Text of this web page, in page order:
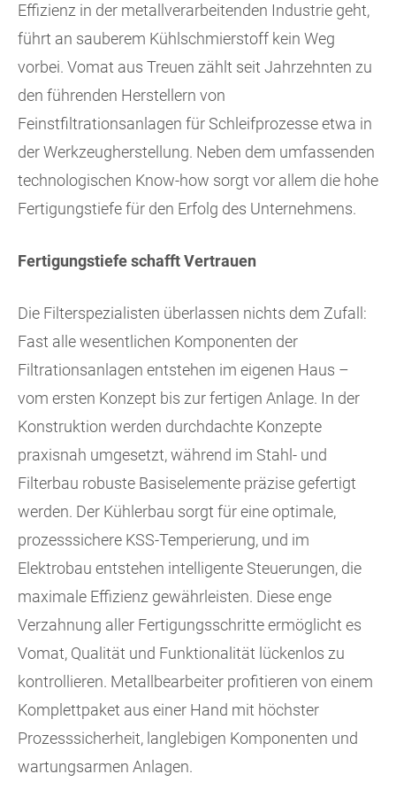
Effizienz in der metallverarbeitenden Industrie geht,
führt an sauberem Kühlschmierstoff kein Weg
vorbei. Vomat aus Treuen zählt seit Jahrzehnten zu
den führenden Herstellern von
Feinstfiltrationsanlagen für Schleifprozesse etwa in
der Werkzeugherstellung. Neben dem umfassenden
technologischen Know-how sorgt vor allem die hohe
Fertigungstiefe für den Erfolg des Unternehmens.
Fertigungstiefe schafft Vertrauen
Die Filterspezialisten überlassen nichts dem Zufall:
Fast alle wesentlichen Komponenten der
Filtrationsanlagen entstehen im eigenen Haus –
vom ersten Konzept bis zur fertigen Anlage. In der
Konstruktion werden durchdachte Konzepte
praxisnah umgesetzt, während im Stahl- und
Filterbau robuste Basiselemente präzise gefertigt
werden. Der Kühlerbau sorgt für eine optimale,
prozesssichere KSS-Temperierung, und im
Elektrobau entstehen intelligente Steuerungen, die
maximale Effizienz gewährleisten. Diese enge
Verzahnung aller Fertigungsschritte ermöglicht es
Vomat, Qualität und Funktionalität lückenlos zu
kontrollieren. Metallbearbeiter profitieren von einem
Komplettpaket aus einer Hand mit höchster
Prozesssicherheit, langlebigen Komponenten und
wartungsarmen Anlagen.